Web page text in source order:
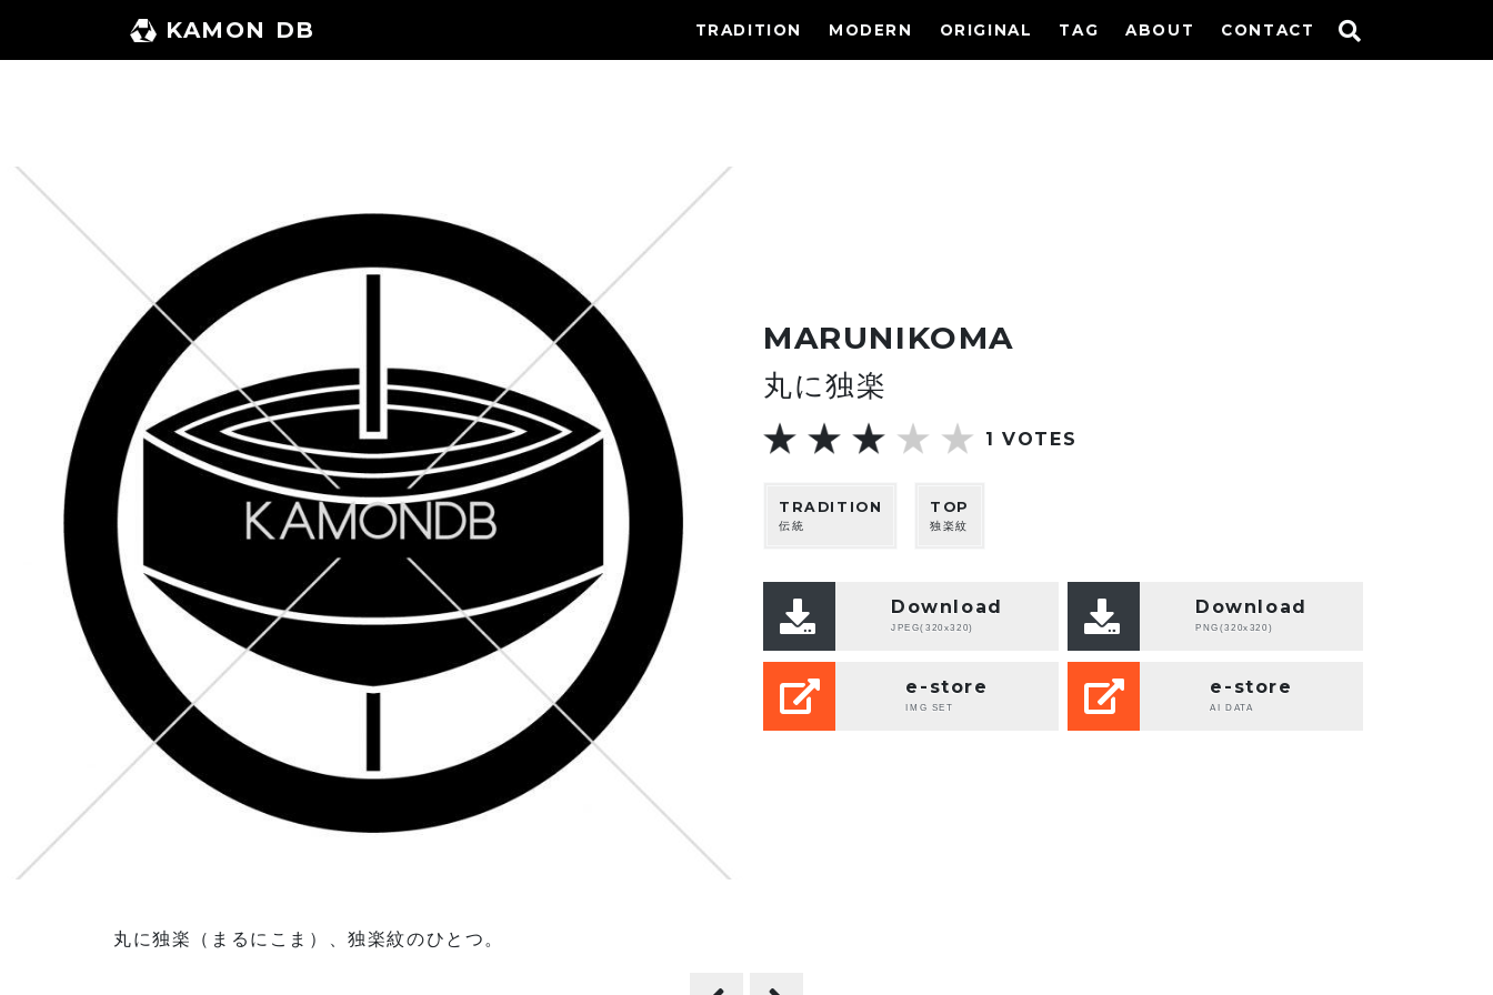
へ
KAMON DB TRADITION MODERN ORIGINAL TAG ABOUT CONTACT
MARUNIKOMA
丸に独楽
1 VOTES
TRADITION
伝統
TOP
独楽紋
Download
JPEG(320x320)
Download
PNG(320x320)
e-store
IMG SET
e-store
AI DATA
丸に独楽（まるにこま）、独楽紋のひとつ。